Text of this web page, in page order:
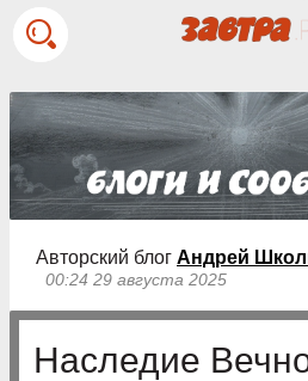
Авторский блог Андрей
00:24 29 августа 2025
Наследие